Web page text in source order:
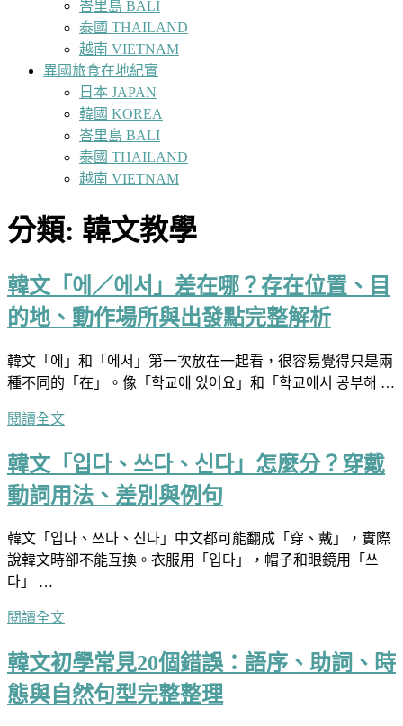
峇里島 BALI
泰國 THAILAND
越南 VIETNAM
異國旅食在地紀實
日本 JAPAN
韓國 KOREA
峇里島 BALI
泰國 THAILAND
越南 VIETNAM
分類: 韓文教學
韓文「에／에서」差在哪？存在位置、目
的地、動作場所與出發點完整解析
韓文「에」和「에서」第一次放在一起看，很容易覺得只是兩
種不同的「在」。像「학교에 있어요」和「학교에서 공부해 …
閱讀全文
韓文「입다、쓰다、신다」怎麼分？穿戴
動詞用法、差別與例句
韓文「입다、쓰다、신다」中文都可能翻成「穿、戴」，實際
說韓文時卻不能互換。衣服用「입다」，帽子和眼鏡用「쓰
다」 …
閱讀全文
韓文初學常見20個錯誤：語序、助詞、時
態與自然句型完整整理